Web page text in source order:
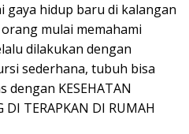
gaya hidup baru di kalangan
mulai memahami
dilakukan dengan
sederhana, tubuh bisa
KESEHATAN
DI TERAPKAN DI RUMAH